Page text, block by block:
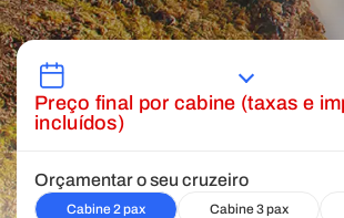
Preço final por cabine (taxas e
incluídos)
Orçamentar o seu cruzeiro
Cabine 2 pax Cabine 3 pax